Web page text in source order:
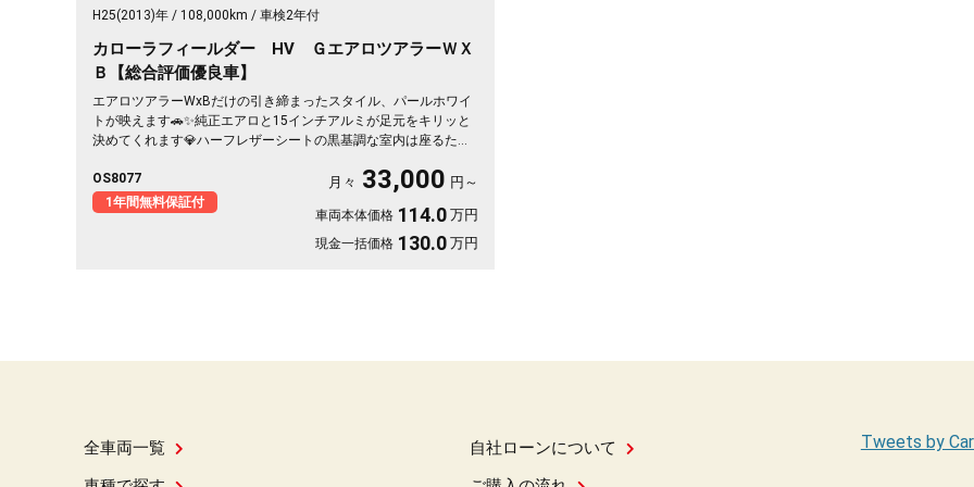
H25(2013)年 108,000km 車検2年付
カローラフィールダー HV ＧエアロツアラーＷＸ
Ｂ【総合評価優良車】
エアロツアラーWxBだけの引き締まったスタイル、パールホワイ
トが映えます🚗✨純正エアロと15インチアルミが足元をキリッと
決めてくれます💎ハーフレザーシートの黒基調な室内は座るたび
きで狭い駐車場もスッと安心です😊週末の遠出も日々の通勤も、
これ一台で気持ちよく走り出せます🎵《1年保証付》
OS8077
1年間無料保証付
月々 33,000 円～
車両本体価格 114.0 万円
現金一括価格 130.0 万円
全車両一覧
自社ローンについて
Tweets by